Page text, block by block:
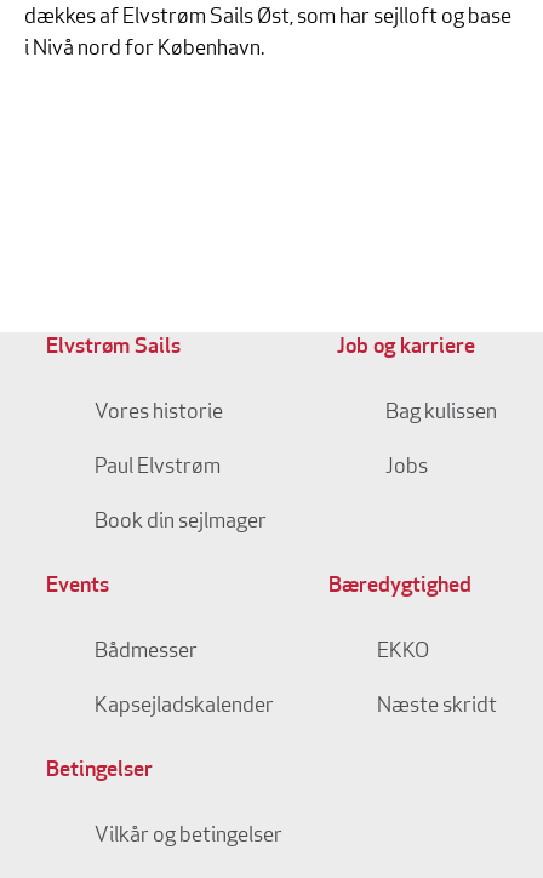
dækkes af Elvstrøm Sails Øst, som har sejlloft og base
i Nivå nord for København.
Elvstrøm Sails
Vores historie
Paul Elvstrøm
Book din sejlmager
Job og karriere
Bag kulissen
Jobs
Events
Bådmesser
Kapsejladskalender
Bæredygtighed
EKKO
Næste skridt
Betingelser
Vilkår og betingelser